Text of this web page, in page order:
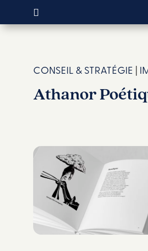
CONSEIL & STRATÉGIE |
Athanor